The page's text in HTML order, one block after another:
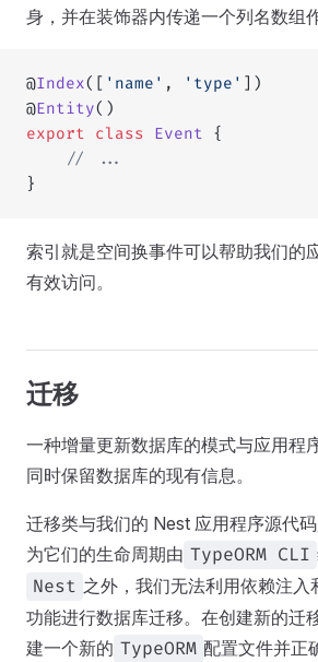
身，并在装饰器内传递一个列名数组
@Index([ 'name' , 'type' ])
@Entity()
export class Event {
	// ...
}
索引就是空间换事件可以帮助我们的
有效访问。
迁移
一种增量更新数据库的模式与应用程
同时保留数据库的现有信息。
迁移类与我们的 Nest 应用程序源代
为它们的生命周期由 TypeORM CLI
Nest 之外，我们无法利用依赖注入
功能进行数据库迁移。在创建新的迁
建一个新的 TypeORM 配置文件并正